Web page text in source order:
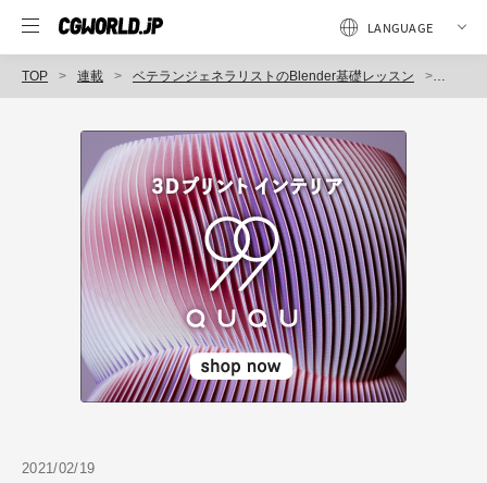
TOP 連載 ベテランジェネラリストのBlender基礎レッスン 第6回
2021/02/19